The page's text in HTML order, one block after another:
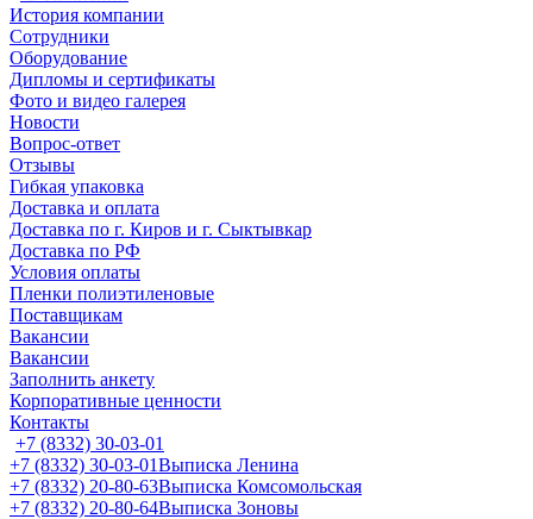
История компании
Сотрудники
Оборудование
Дипломы и сертификаты
Фото и видео галерея
Новости
Вопрос-ответ
Отзывы
Гибкая упаковка
Доставка и оплата
Доставка по г. Киров и г. Сыктывкар
Доставка по РФ
Условия оплаты
Пленки полиэтиленовые
Поставщикам
Вакансии
Вакансии
Заполнить анкету
Корпоративные ценности
Контакты
+7 (8332) 30-03-01
+7 (8332) 30-03-01Выписка Ленина
+7 (8332) 20-80-63Выписка Комсомольская
+7 (8332) 20-80-64Выписка Зоновы